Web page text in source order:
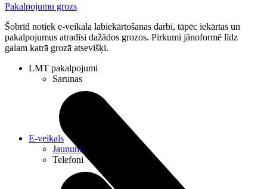
Pakalpojumu grozs
Šobrīd notiek e-veikala labiekārtošanas darbi, tāpēc iekārtas un
pakalpojumus atradīsi dažādos grozos. Pirkumi jānoformē līdz
galam katrā grozā atsevišķi.
LMT pakalpojumi
Sarunas
E-veikals
Jaunumi
Telefoni